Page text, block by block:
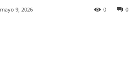
mayo 9, 2026 0
0